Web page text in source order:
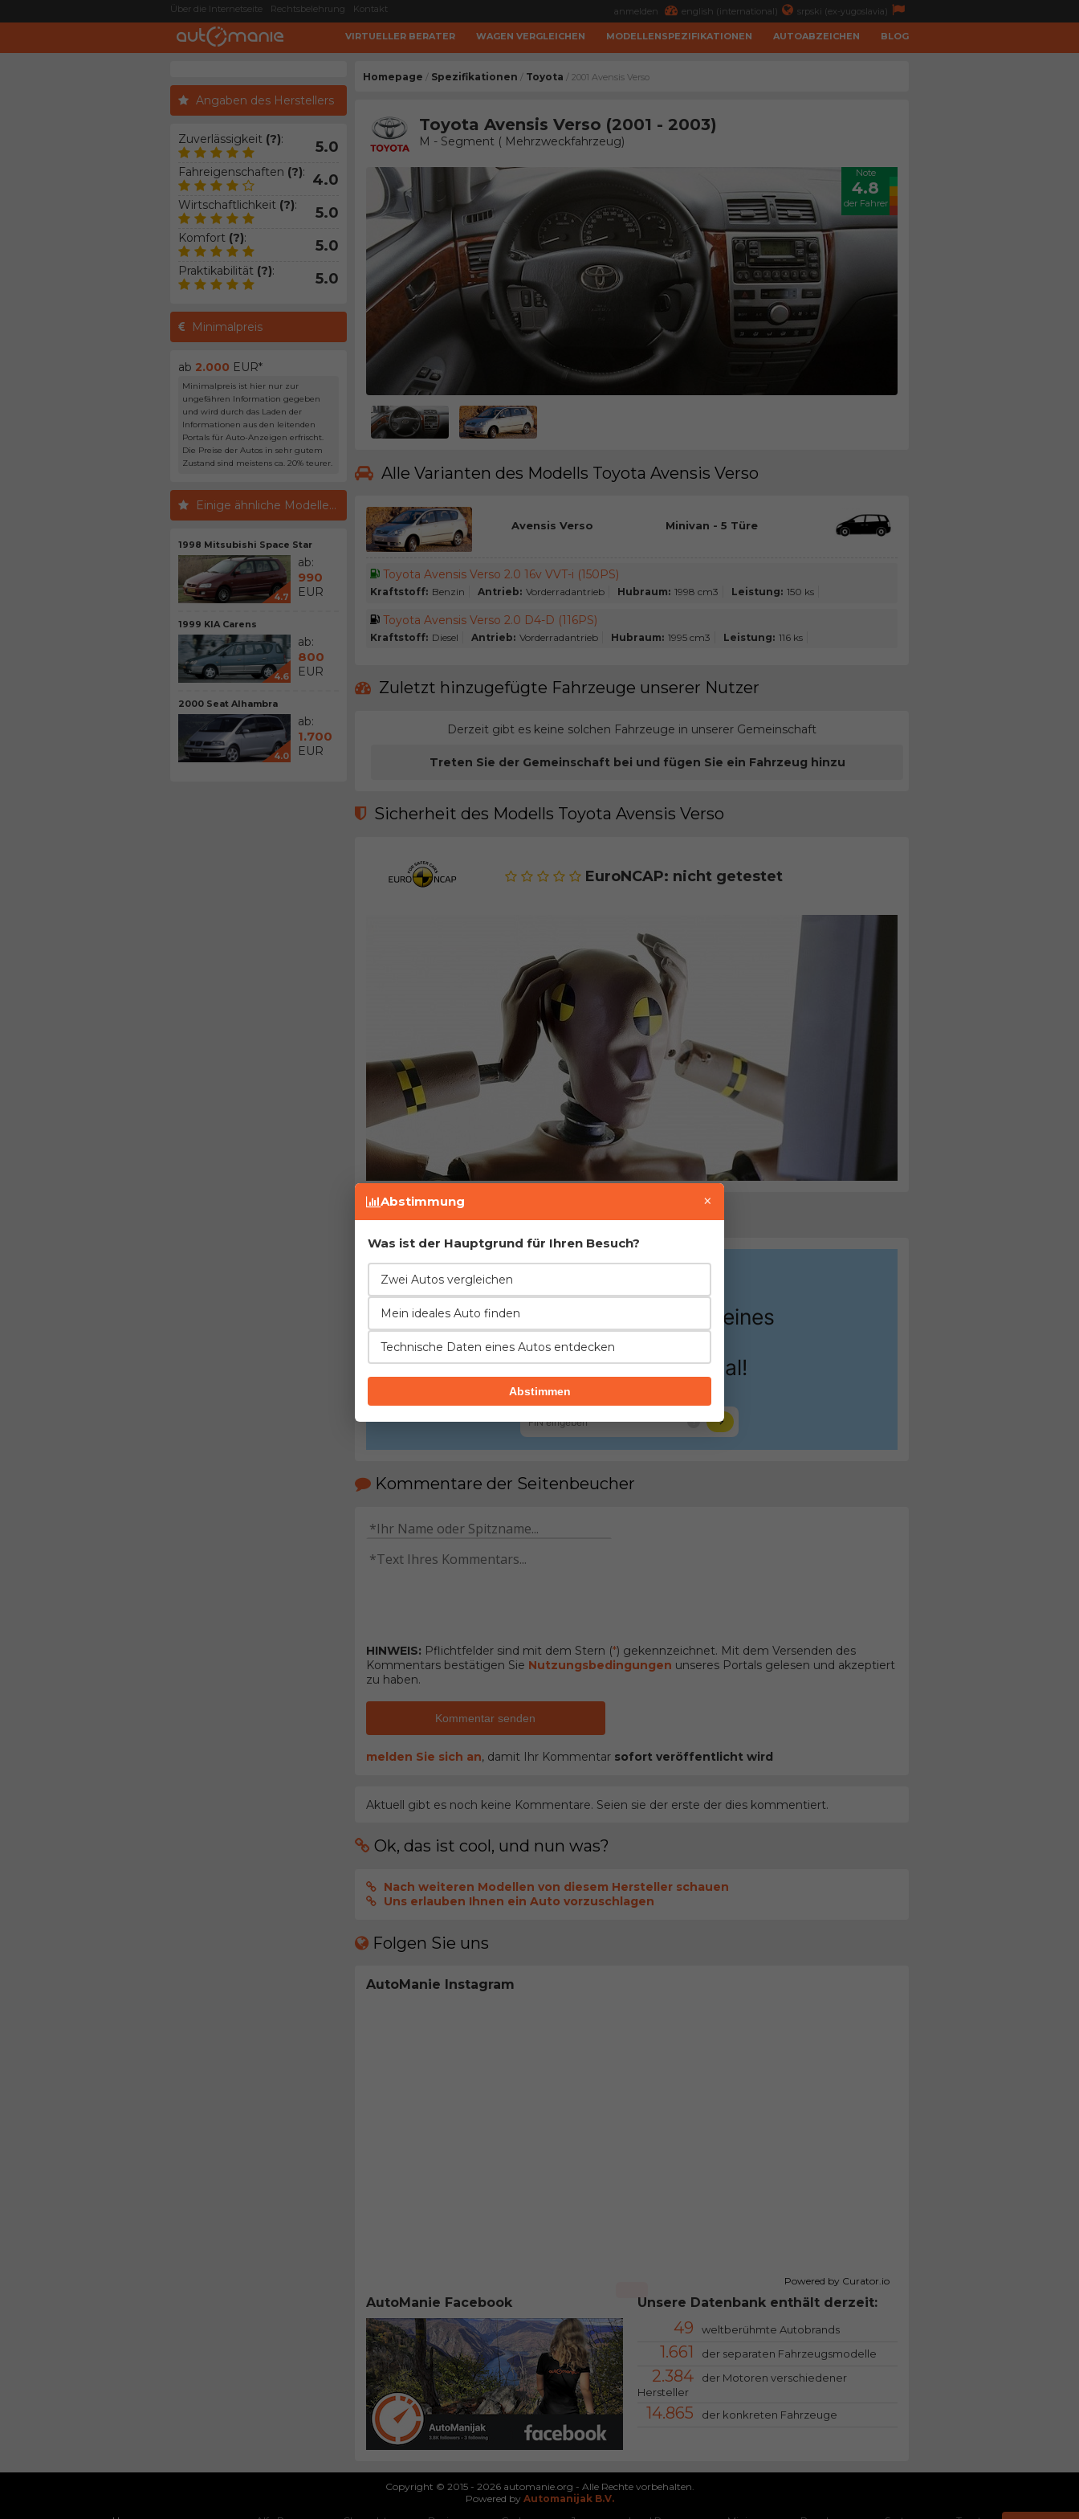
Über die Internetseite Rechtsbelehrung Kontakt anmelden english (international) srpski (ex-yugoslavia)
VIRTUELLER BERATER WAGEN VERGLEICHEN MODELLENSPEZIFIKATIONEN AUTOABZEICHEN BLOG
Angaben des Herstellers
Zuverlässigkeit (?): 5.0
Fahreigenschaften (?): 4.0
Wirtschaftlichkeit (?): 5.0
Komfort (?): 5.0
Praktikabilität (?): 5.0
Minimalpreis
ab 2.000 EUR*
Minimalpreis ist hier nur zur
ungefähren Information gegeben
und wird durch das Laden der
Informationen aus den leitenden
Portals für Auto-Anzeigen erfrischt.
Die Preise der Autos in sehr gutem
Zustand sind meistens ca. 20% teurer.
Einige ähnliche Modelle...
1998 Mitsubishi Space Star
4.7
ab:
990
EUR
1999 KIA Carens
4.6
ab:
800
EUR
2000 Seat Alhambra
4.0
ab:
1.700
EUR
Homepage / Spezifikationen / Toyota / 2001 Avensis Verso
Toyota Avensis Verso (2001 - 2003)
M - Segment ( Mehrzweckfahrzeug)
Note
4.8
der Fahrer
Alle Varianten des Modells Toyota Avensis Verso
Avensis Verso Minivan - 5 Türe
Toyota Avensis Verso 2.0 16v VVT-i (150PS)
Kraftstoff: Benzin Antrieb: Vorderradantrieb Hubraum: 1998 cm3 Leistung: 150 ks
Toyota Avensis Verso 2.0 D4-D (116PS)
Kraftstoff: Diesel Antrieb: Vorderradantrieb Hubraum: 1995 cm3 Leistung: 116 ks
Zuletzt hinzugefügte Fahrzeuge unserer Nutzer
Derzeit gibt es keine solchen Fahrzeuge in unserer Gemeinschaft
Treten Sie der Gemeinschaft bei und fügen Sie ein Fahrzeug hinzu
Sicherheit des Modells Toyota Avensis Verso
EuroNCAP: nicht getestet
Kommentare der Seitenbeucher
HINWEIS: Pflichtfelder sind mit dem Stern (*) gekennzeichnet. Mit dem Versenden des
Kommentars bestätigen Sie Nutzungsbedingungen unseres Portals gelesen und akzeptiert
zu haben.
Kommentar senden
melden Sie sich an, damit Ihr Kommentar sofort veröffentlicht wird
Aktuell gibt es noch keine Kommentare. Seien sie der erste der dies kommentiert.
Ok, das ist cool, und nun was?
Nach weiteren Modellen von diesem Hersteller schauen
Uns erlauben Ihnen ein Auto vorzuschlagen
Folgen Sie uns
AutoManie Instagram
Powered by Curator.io
AutoManie Facebook Unsere Datenbank enthält derzeit:
49 weltberühmte Autobrands
1.661 der separaten Fahrzeugsmodelle
2.384
der Motoren verschiedener
Hersteller
14.865 der konkreten Fahrzeuge
Copyright © 2015 - 2026 automanie.org - Alle Rechte vorbehalten.
Powered by Automanijak B.V.
Abstimmung ×
Was ist der Hauptgrund für Ihren Besuch?
Zwei Autos vergleichen
Mein ideales Auto finden
Technische Daten eines Autos entdecken
Abstimmen